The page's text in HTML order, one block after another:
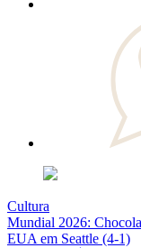
Cultura
Mundial 2026:
EUA em Seattle (4-1)